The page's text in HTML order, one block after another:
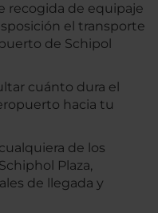
recogida de equipaje
el transporte
de Schipol
cuánto dura el
hacia tu
de los
Plaza,
de llegada y